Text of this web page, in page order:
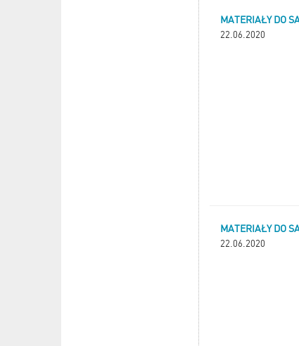
MATERIAŁY DO
22.06.2020
MATERIAŁY DO
22.06.2020